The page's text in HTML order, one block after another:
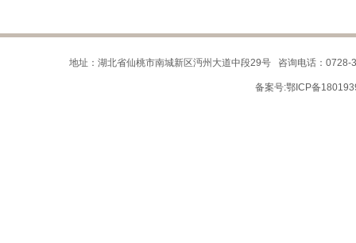
地址：湖北省仙桃市南城新区沔州大道中段29号 咨询电话：
备案号:鄂ICP备